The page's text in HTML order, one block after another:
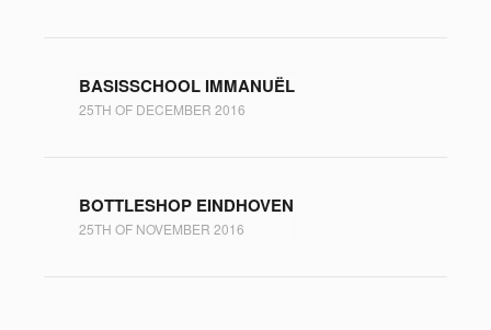
BASISSCHOOL IMMANUËL
25TH OF DECEMBER 2016
BOTTLESHOP EINDHOVEN
25TH OF NOVEMBER 2016